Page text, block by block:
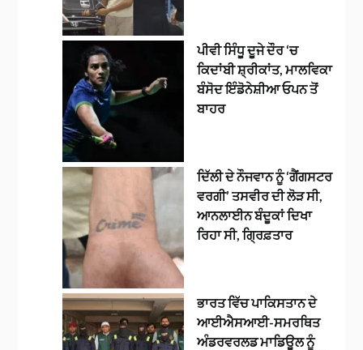
ਪੀਵੀ ਸਿੰਧੂ ਦੂਜੇ ਦੌਰ ‘ਚ
ਕਿਦਾਂਬੀ ਸ਼੍ਰੀਕਾਂਤ, ਮਾਲਵਿਕਾ
ਬੰਸੋਦ ਇੰਡੋਨੇਸ਼ੀਆ ਓਪਨ ਤੋਂ
ਬਾਹਰ
ਦਿੱਲੀ ਦੇ ਨੌਜਵਾਨ ਨੂੰ ‘ਗੈਂਗਸਟਰ
ਵਰਗੀ’ ਤਸਵੀਰ ਦੀ ਲੋੜ ਸੀ,
ਆਨਲਾਈਨ ਬੰਦੂਕਾਂ ਦਿਖਾ
ਰਿਹਾ ਸੀ, ਗ੍ਰਿਫ਼ਤਾਰ
ਭਾਰਤ ਵਿੱਚ ਪਾਕਿਸਤਾਨ ਦੇ
ਆਈਐਸਆਈ-ਸਮਰਥਿਤ
ਅੰਡਰਵਰਲਡ ਮਾਡਿਊਲ ਨੂੰ